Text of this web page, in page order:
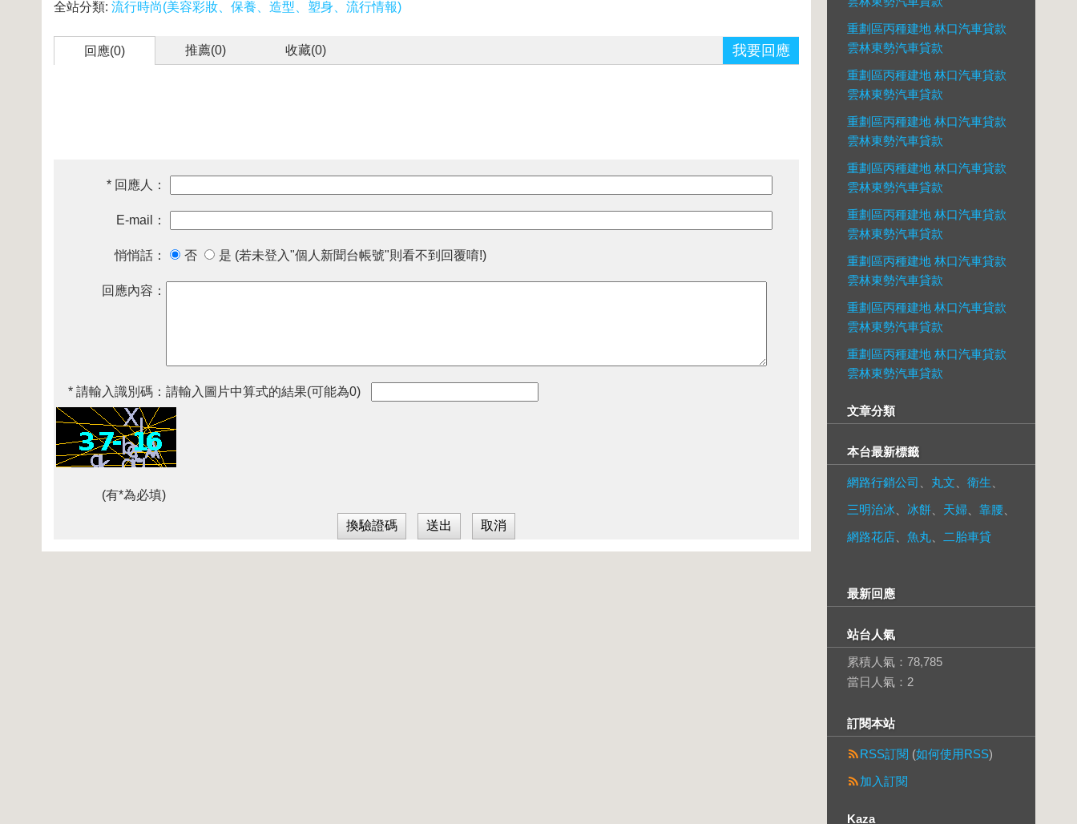
全站分類: 流行時尚(美容彩妝、保養、造型、塑身、流行情報)
回應(0) 推薦(0) 收藏(0) 我要回應
* 回應人：
E-mail：
悄悄話： 否 是 (若未登入"個人新聞台帳號"則看不到回覆唷!)
回應內容：
* 請輸入識別碼： 請輸入圖片中算式的結果(可能為0)
(有*為必填)
重劃區丙種建地 林口汽車貸款
雲林東勢汽車貸款
重劃區丙種建地 林口汽車貸款
雲林東勢汽車貸款
重劃區丙種建地 林口汽車貸款
雲林東勢汽車貸款
重劃區丙種建地 林口汽車貸款
雲林東勢汽車貸款
重劃區丙種建地 林口汽車貸款
雲林東勢汽車貸款
重劃區丙種建地 林口汽車貸款
雲林東勢汽車貸款
重劃區丙種建地 林口汽車貸款
雲林東勢汽車貸款
重劃區丙種建地 林口汽車貸款
雲林東勢汽車貸款
文章分類
本台最新標籤
網路行銷公司 丸文 衛生
三明治冰
冰餅 天婦 靠腰
網路花店
魚丸 二胎車貸
最新回應
站台人氣
累積人氣： 78,785
當日人氣： 2
訂閱本站
RSS訂閱 (如何使用RSS)
加入訂閱
Kaza